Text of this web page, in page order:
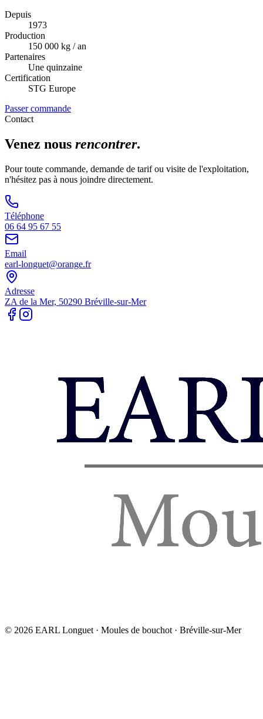
Depuis
1973
Production
150 000 kg / an
Partenaires
Une quinzaine
Certification
STG Europe
Passer commande
Contact
Venez nous rencontrer.
Pour toute commande, demande de tarif ou visite de l'exploitation,
n'hésitez pas à nous joindre directement.
Téléphone
06 64 95 67 55
Email
earl-longuet@orange.fr
Adresse
ZA de la Mer, 50290 Bréville-sur-Mer
© 2026 EARL Longuet · Moules de bouchot · Bréville-sur-Mer